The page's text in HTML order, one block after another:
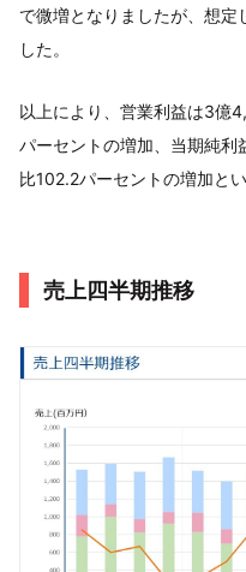
で微増となりましたが、想定
した。
以上により、営業利益は3億
パーセントの増加、当期純
比102.2パーセントの増加と
売上四半期推移